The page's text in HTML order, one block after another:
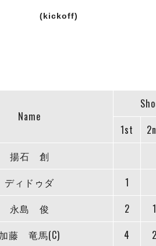
(kickoff)
Name
1st
揚石 創
ディドゥダ
1
永島 俊 2
1
加藤 竜馬(C) 4
2